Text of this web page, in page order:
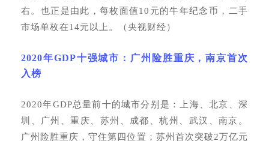
右。也正是由此，每枚面值10元的牛年纪念币，二手
市场单枚在14元以上。（央视财经）
2020年GDP十强城市：广州险胜重庆，南京首次
入榜
2020年GDP总量前十的城市分别是：上海、北京、深
圳、广州、重庆、苏州、成都、杭州、武汉、南京。
广州险胜重庆，守住第四位置；苏州首次突破2万亿元